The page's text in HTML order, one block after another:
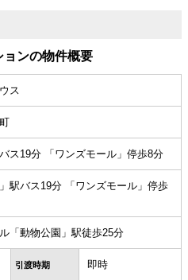
ンの物件概要
ス
ス19分 「ワンズモール」停歩8分
駅バス19分 「ワンズモール」停歩
「動物公園」駅徒歩25分
引渡時期 即時